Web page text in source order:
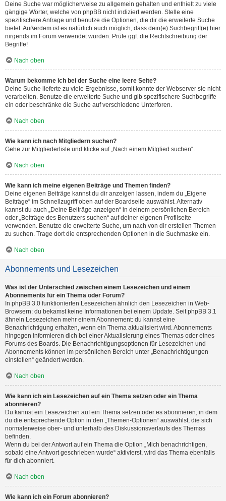
Deine Suche war möglicherweise zu allgemein gehalten und enthielt zu viele
gängige Wörter, welche von phpBB nicht indiziert werden. Stelle eine
spezifischere Anfrage und benutze die Optionen, die dir die erweiterte Suche
bietet. Außerdem ist es natürlich auch möglich, dass dein(e) Suchbegriff(e) hier
nirgends im Forum verwendet wurden. Prüfe ggf. die Rechtschreibung der
Begriffe!
Nach oben
Warum bekomme ich bei der Suche eine leere Seite?
Deine Suche lieferte zu viele Ergebnisse, somit konnte der Webserver sie nicht
verarbeiten. Benutze die erweiterte Suche und gib spezifischere Suchbegriffe
ein oder beschränke die Suche auf verschiedene Unterforen.
Nach oben
Wie kann ich nach Mitgliedern suchen?
Gehe zur Mitgliederliste und klicke auf „Nach einem Mitglied suchen“.
Nach oben
Wie kann ich meine eigenen Beiträge und Themen finden?
Deine eigenen Beiträge kannst du dir anzeigen lassen, indem du „Eigene
Beiträge“ im Schnellzugriff oben auf der Boardseite auswählst. Alternativ
kannst du auch „Deine Beiträge anzeigen“ in deinem persönlichen Bereich
oder „Beiträge des Benutzers suchen“ auf deiner eigenen Profilseite
verwenden. Benutze die erweiterte Suche, um nach von dir erstellen Themen
zu suchen. Trage dort die entsprechenden Optionen in die Suchmaske ein.
Nach oben
Abonnements und Lesezeichen
Was ist der Unterschied zwischen einem Lesezeichen und einem
Abonnements für ein Thema oder Forum?
In phpBB 3.0 funktionierten Lesezeichen ähnlich den Lesezeichen in Web-
Browsern: du bekamst keine Informationen bei einem Update. Seit phpBB 3.1
ähneln Lesezeichen mehr einem Abonnement: du kannst eine
Benachrichtigung erhalten, wenn ein Thema aktualisiert wird. Abonnements
hingegen informieren dich bei einer Aktualisierung eines Themas oder eines
Forums des Boards. Die Benachrichtigungsoptionen für Lesezeichen und
Abonnements können im persönlichen Bereich unter „Benachrichtigungen
einstellen“ geändert werden.
Nach oben
Wie kann ich ein Lesezeichen auf ein Thema setzen oder ein Thema
abonnieren?
Du kannst ein Lesezeichen auf ein Thema setzen oder es abonnieren, in dem
du die entsprechende Option in den „Themen-Optionen“ auswählst, die sich
normalerweise ober- und unterhalb des Diskussionsverlaufs des Themas
befinden.
Wenn du bei der Antwort auf ein Thema die Option „Mich benachrichtigen,
sobald eine Antwort geschrieben wurde“ aktivierst, wird das Thema ebenfalls
für dich abonniert.
Nach oben
Wie kann ich ein Forum abonnieren?